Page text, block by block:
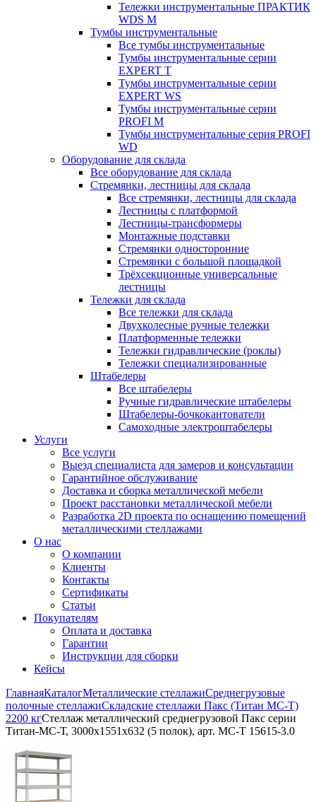
Тележки инструментальные ПРАКТИК
WDS M
Тумбы инструментальные
Все тумбы инструментальные
Тумбы инструментальные серии
EXPERT T
Тумбы инструментальные серии
EXPERT WS
Тумбы инструментальные серии
PROFI M
Тумбы инструментальные серия PROFI
WD
Оборудование для склада
Все оборудование для склада
Стремянки, лестницы для склада
Все стремянки, лестницы для склада
Лестницы с платформой
Лестницы-трансформеры
Монтажные подставки
Стремянки односторонние
Стремянки с большой площадкой
Трёхсекционные универсальные
лестницы
Тележки для склада
Все тележки для склада
Двухколесные ручные тележки
Платформенные тележки
Тележки гидравлические (роклы)
Тележки специализированные
Штабелеры
Все штабелеры
Ручные гидравлические штабелеры
Штабелеры-бочкокантователи
Самоходные электроштабелеры
Услуги
Все услуги
Выезд специалиста для замеров и консультации
Гарантийное обслуживание
Доставка и сборка металлической мебели
Проект расстановки металлической мебели
Разработка 2D проекта по оснащению помещений
металлическими стеллажами
О нас
О компании
Клиенты
Контакты
Сертификаты
Статьи
Покупателям
Оплата и доставка
Гарантии
Инструкции для сборки
Кейсы
ГлавнаяКаталогМеталлические стеллажиСреднегрузовые
полочные стеллажиСкладские стеллажи Пакс (Титан МС-Т)
2200 кгСтеллаж металлический среднегрузовой Пакс серии
Титан-МС-Т, 3000x1551x632 (5 полок), арт. МС-Т 15615-3.0